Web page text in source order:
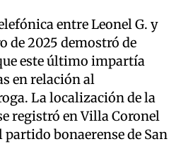
entre Leonel G. y
de 2025 demostró de
este último impartía
en relación al
La localización de la
registró en Villa Coronel
partido bonaerense de San